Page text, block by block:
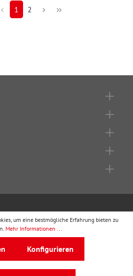
1 2
Geschäftsbereich vonwbv
Bielefeld · Telefon
um eine bestmögliche Erfahrung bieten zu
Mehr Informationen ...
Konfigurieren